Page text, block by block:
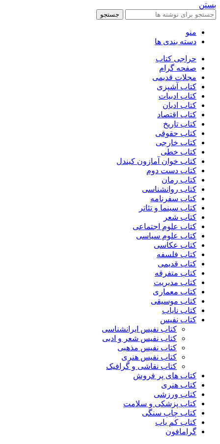
بستن
جستجو
منو
دسته بندی ها
حراجی کتاب
صفحه گرام
مجلات قدیمی
کتاب آشپزی
کتاب ادبیات
کتاب ادیان
کتاب اقتصاد
کتاب تاریخ
کتاب حقوقی
کتاب خارجی
کتاب خطی
کتاب خوان آمازون کیندل
کتاب دست دوم
کتاب رمان
کتاب روانشناسی
کتاب سفرنامه
کتاب سینما و تئاتر
کتاب شعر
کتاب علوم اجتماعی
کتاب علوم سیاسی
کتاب عکاسی
کتاب فلسفه
کتاب قدیمی
کتاب متفرقه
کتاب مدیریت
کتاب معماری
کتاب موسیقی
کتاب نایاب
کتاب نفیس
کتاب نفیس ایرانشناسی
کتاب نفیس شعر و ادبی
کتاب نفیس مذهبی
کتاب نفیس هنری
کتاب نقاشی و گرافیک
کتاب های پر فروش
کتاب هنری
کتاب ورزشی
کتاب پزشکی و سلامت
کتاب چاپ سنگی
کتاب کم یاب
گرامافون